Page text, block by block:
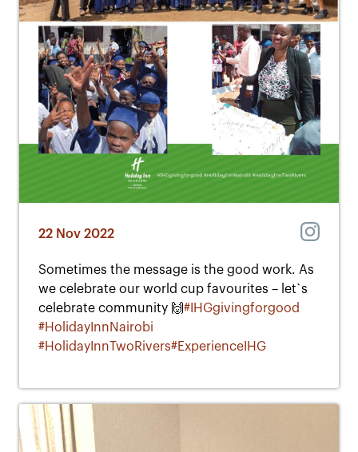
Sometimes the message is the good work. As
we celebrate our world cup favourites – let`s
celebrate community 🙌#IHGgivingforgood
#HolidayInnNairobi
#HolidayInnTwoRivers#ExperienceIHG
22 Nov 2022